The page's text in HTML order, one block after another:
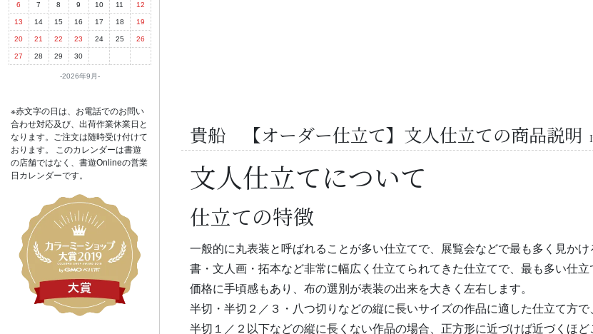
貴船 【オーダー仕立て】文人仕立ての商品説明
文人仕立てについて
仕立ての特徴
一般的に丸表装と呼ばれることが多い仕立てで、展覧会などで最も多く見かけ
書・文人画・拓本など非常に幅広く仕立てられてきた仕立てで、最も多い仕立
価格に手頃感もあり、布の選別が表装の出来を大きく左右します。
半切・半切２／３・八つ切りなどの縦に長いサイズの作品に適した仕立て方で
半切１／２以下などの縦に長くない作品の場合、正方形に近づけば近づくほ
2026年9月
6 7 8 9 10 11 12
13 14 15 16 17 18 19
20 21 22 23 24 25 26
27 28 29 30
※赤文字の日は、お電話でのお問い
合わせ対応及び、出荷作業休業日と
なります。ご注文は随時受け付けて
おります。 このカレンダーは書遊
の店舗ではなく、書遊Onlineの営業
日カレンダーです。